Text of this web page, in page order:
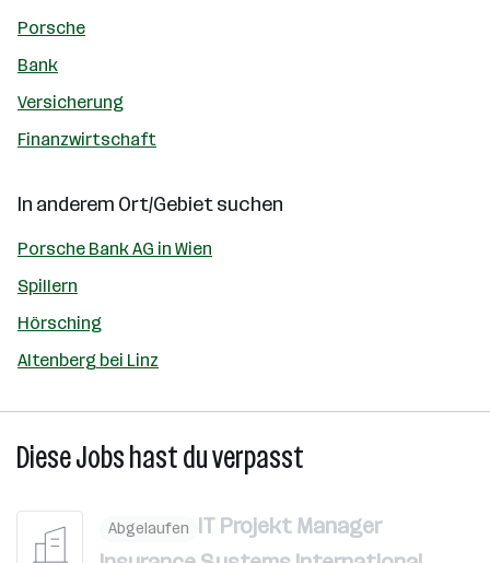
Porsche
Bank
Versicherung
Finanzwirtschaft
In anderem Ort/Gebiet suchen
Porsche Bank AG in Wien
Spillern
Hörsching
Altenberg bei Linz
Diese Jobs hast du verpasst
Abgelaufen IT Projekt Manager